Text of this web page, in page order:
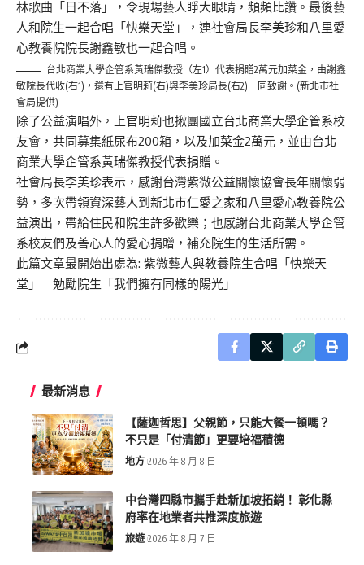
林歌曲「日不落」，令現場藝人睜大眼睛，頻頻比讚。最後藝
人和院生一起合唱「快樂天堂」，連社會局長李美珍和八里愛
心教養院院長謝鑫敏也一起合唱。
台北商業大學企管系黃瑞傑教授（左1）代表捐贈2萬元加菜金，由謝鑫
敏院長代收(右1)，還有上官明莉(右)與李美珍局長(右2)一同致謝。(新北市社
會局提供)
除了公益演唱外，上官明莉也揪團國立台北商業大學企管系校
友會，共同募集紙尿布200箱，以及加菜金2萬元，並由台北
商業大學企管系黃瑞傑教授代表捐贈。
社會局長李美珍表示，感謝台灣紫微公益關懷協會長年關懷弱
勢，多次帶領資深藝人到新北市仁愛之家和八里愛心教養院公
益演出，帶給住民和院生許多歡樂；也感謝台北商業大學企管
系校友們及善心人的愛心捐贈，補充院生的生活所需。
此篇文章最開始出處為: 紫微藝人與教養院生合唱「快樂天
堂」 勉勵院生「我們擁有同樣的陽光」
最新消息
【薩迦哲思】父親節，只能大餐一頓嗎？
不只是「付清節」更要培福積德
地方 2026 年 8 月 8 日
中台灣四縣市攜手赴新加坡拓銷！ 彰化縣
府率在地業者共推深度旅遊
旅遊 2026 年 8 月 7 日